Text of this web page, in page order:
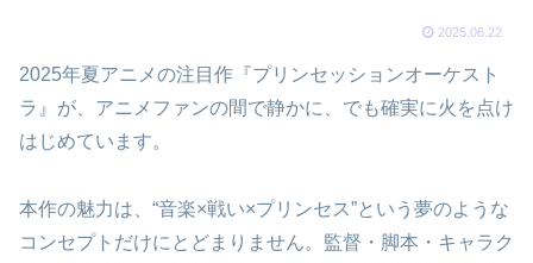
2025.06.22
2025年夏アニメの注目作『プリンセッションオーケスト
ラ』が、アニメファンの間で静かに、でも確実に火を点け
はじめています。
本作の魅力は、“音楽×戦い×プリンセス”という夢のような
コンセプトだけにとどまりません。監督・脚本・キャラク